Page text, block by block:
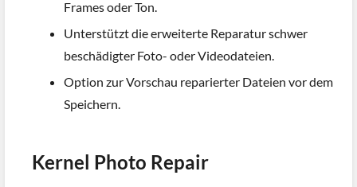
Frames oder Ton.
Unterstützt die erweiterte Reparatur schwer
beschädigter Foto- oder Videodateien.
Option zur Vorschau reparierter Dateien vor dem
Speichern.
Kernel Photo Repair